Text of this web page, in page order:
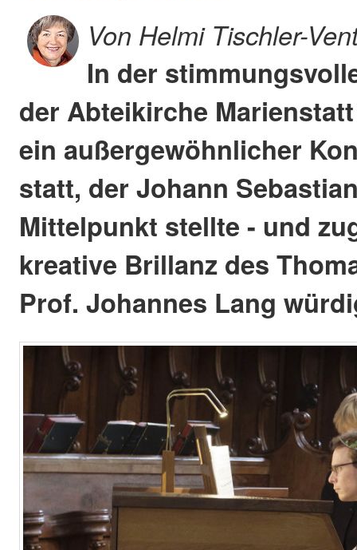
Von Helmi Tischler-
In der
der Abteikirche
ein außergewöhnlicher
statt, der Johann
Mittelpunkt stellte - und
kreative Brillanz des
Prof. Johannes Lang